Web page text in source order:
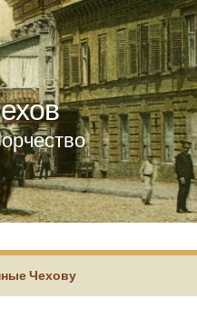
Чехову